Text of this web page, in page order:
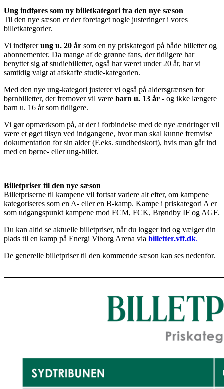
Ung indføres som ny billetkategori fra den nye sæson
Til den nye sæson er der foretaget nogle justeringer i vores
billetkategorier.
Vi indførerung u. 20 år som en ny priskategori på både billetter og
abonnementer. Da mange af de grønne fans, der tidligere har
benyttet sig af studiebilletter, også har været under 20 år, har vi
samtidig valgt at afskaffe studie-kategorien.
Med den nye ung-kategori justerer vi også på aldersgrænsen for
børnbilletter, der fremover vil være barn u. 13 år - og ikke længere
barn u. 16 år som tidligere.
Vi gør opmærksom på, at der i forbindelse med de nye ændringer vil
være et øget tilsyn ved indgangene, hvor man skal kunne fremvise
dokumentation for sin alder (F.eks. sundhedskort), hvis man går ind
med en børne- eller ung-billet.
Billetpriser til den nye sæson
Billetpriserne til kampene vil fortsat variere alt efter, om kampene
kategoriseres som en A- eller en B-kamp. Kampe i priskategori A er
som udgangspunkt kampene mod FCM, FCK, Brøndby IF og AGF.
Du kan altid se aktuelle billetpriser, når du logger ind og vælger din
plads til en kamp på Energi Viborg Arena via billetter.vff.dk.
De generelle billetpriser til den kommende sæson kan ses nedenfor.